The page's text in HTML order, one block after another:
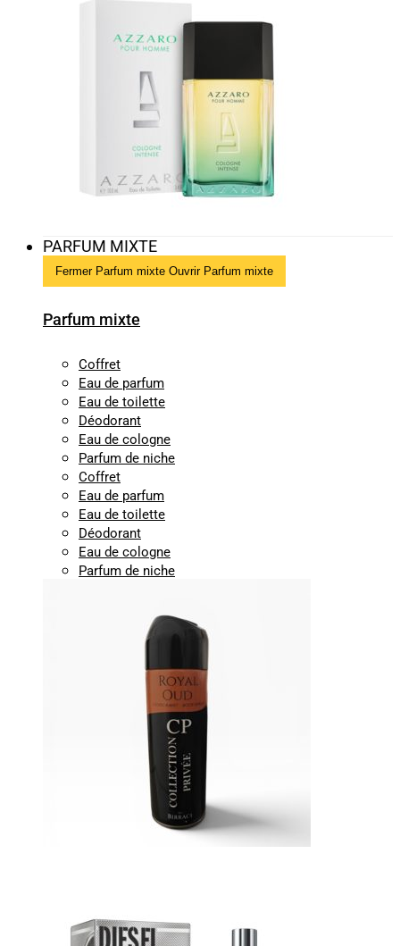
PARFUM MIXTE
Fermer Parfum mixte Ouvrir Parfum mixte
Parfum mixte
Coffret
Eau de parfum
Eau de toilette
Déodorant
Eau de cologne
Parfum de niche
Coffret
Eau de parfum
Eau de toilette
Déodorant
Eau de cologne
Parfum de niche